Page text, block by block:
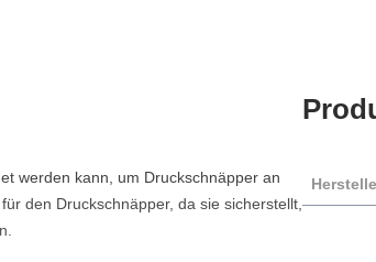
werden kann, um Druckschnäpper an
den Druckschnäpper, da sie sicherstellt,